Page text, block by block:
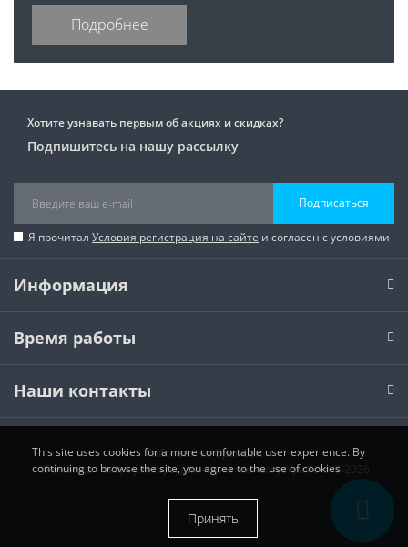
Подробнее
Хотите узнавать первым об акциях и скидках?
Подпишитесь на нашу рассылку
Подписаться
Я прочитал Условия регистрация на сайте и согласен с условиями
Информация
Время работы
Наши контакты
Работает наOpenCart
XPower.ua - аккумуляторы для портативных устройств © 2026
This site uses cookies for a more comfortable user experience. By
continuing to browse the site, you agree to the use of cookies.
Принять